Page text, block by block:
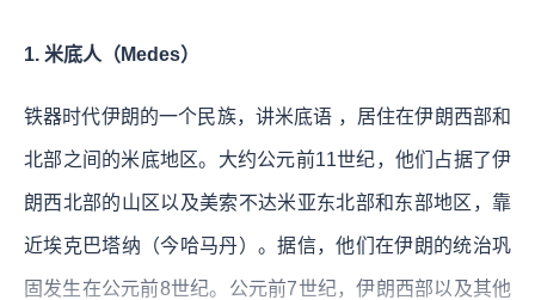
1. 米底人（Medes）
铁器时代伊朗的一个民族，讲米底语 ，居住在伊朗西部和
北部之间的米底地区。大约公元前11世纪，他们占据了伊
朗西北部的山区以及美索不达米亚东北部和东部地区，靠
近埃克巴塔纳（今哈马丹）。据信，他们在伊朗的统治巩
固发生在公元前8世纪。公元前7世纪，伊朗西部以及其他